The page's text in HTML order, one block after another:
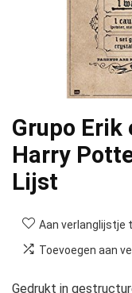
Grupo
Harry
Lijst
Aan verlanglijstje
Toevoegen aan
Gedrukt in